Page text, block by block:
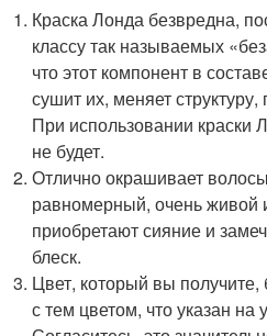
Краска Лонда безвредна,
классу так называемых
что этот компонент в
сушит их, меняет
При использовании
не будет.
Отлично окрашивает
равномерный, очень
приобретают сияние и
блеск.
Цвет, который вы получите,
с тем цветом, что указан на